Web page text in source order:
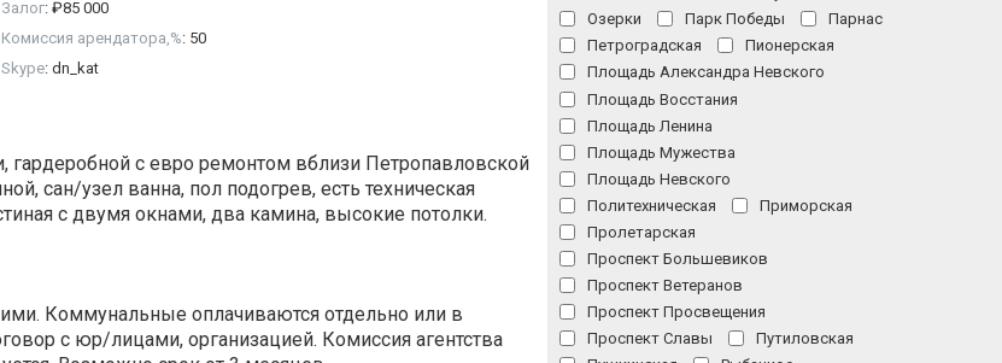
Залог: ₽85 000
Комиссия арендатора,%: 50
Skype: dn_kat
гардеробной с евро ремонтом вблизи Петропавловской
сан/узел ванна, пол подогрев, есть техническая
с двумя окнами, два камина, высокие потолки.
Коммунальные оплачиваются отдельно или в
с юр/лицами, организацией. Комиссия агентства
Озерки
Парк Победы
Парнас
Петроградская
Пионерская
Площадь Александра Невского
Площадь Восстания
Площадь Ленина
Площадь Мужества
Площадь Невского
Политехническая
Приморская
Пролетарская
Проспект Большевиков
Проспект Ветеранов
Проспект Просвещения
Проспект Славы
Путиловская